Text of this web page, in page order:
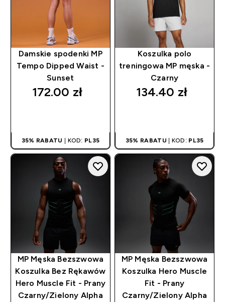
Damskie spodenki MP
Tempo Dipped Waist -
Sunset
172.00 zł‎
35% RABATU | KOD: PL35
Koszulka polo
treningowa MP męska -
Czarny
134.40 zł‎
35% RABATU | KOD: PL35
MP Męska Bezszwowa
Koszulka Bez Rękawów
Hero Muscle Fit - Prany
Czarny/Zielony Alpha
MP Męska Bezszwowa
Koszulka Hero Muscle
Fit - Prany
Czarny/Zielony Alpha